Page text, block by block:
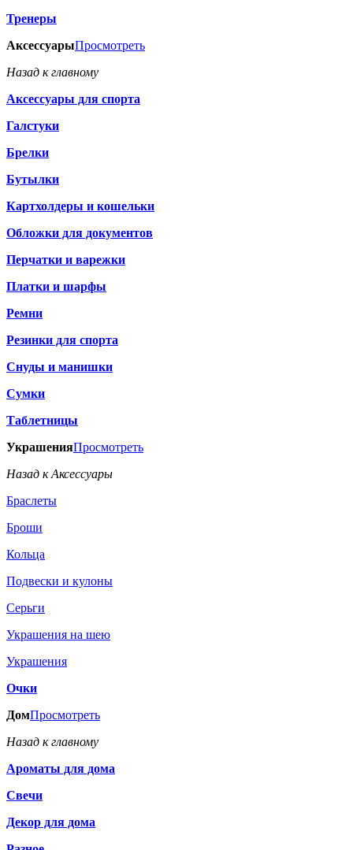
Тренеры
АксессуарыПросмотреть
Назад к главному
Аксессуары для спорта
Галстуки
Брелки
Бутылки
Картхолдеры и кошельки
Обложки для документов
Перчатки и варежки
Платки и шарфы
Ремни
Резинки для спорта
Снуды и манишки
Сумки
Таблетницы
УкрашенияПросмотреть
Назад к Аксессуары
Браслеты
Броши
Кольца
Подвески и кулоны
Серьги
Украшения на шею
Украшения
Очки
ДомПросмотреть
Назад к главному
Ароматы для дома
Свечи
Декор для дома